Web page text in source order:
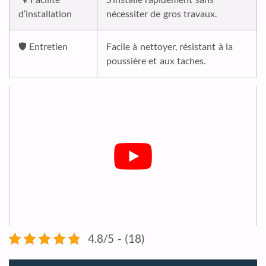
d’installation
nécessiter de gros travaux.
🛡️ Entretien
Facile à nettoyer, résistant à la
poussière et aux taches.
4.8/5 - (18)